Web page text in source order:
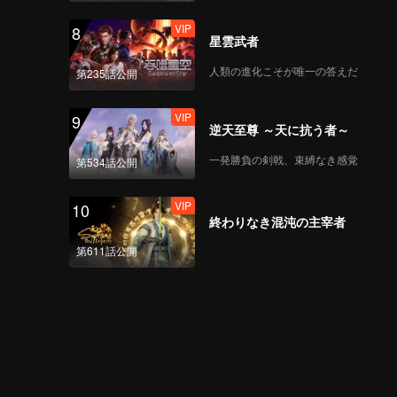
8
第235話公開
VIP
星雲武者
人類の進化こそが唯一の答えだ
9
第534話公開
VIP
逆天至尊 ～天に抗う者～
一発勝負の剣戟、束縛なき感覚
10
第611話公開
VIP
終わりなき混沌の主宰者